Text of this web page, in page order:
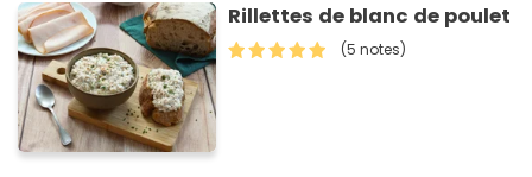
Rillettes de blanc de poulet
(5 notes)